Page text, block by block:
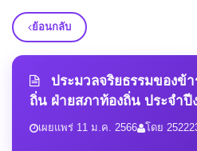
ย้อนกลับ
ประมวลจริยธรรมของข้
ถิ่น ฝ่ายสภาท้องถิ่น ประจำ
เผยแพร่ 11 ม.ค. 2566 โดย